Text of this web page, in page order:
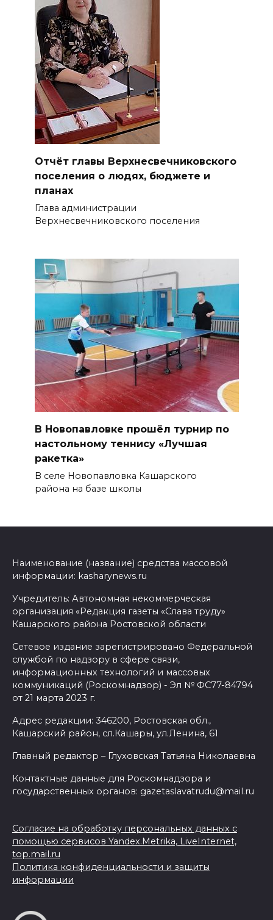
Отчёт главы Верхнесвечниковского
поселения о людях, бюджете и
планах
Глава администрации
Верхнесвечниковского поселения
В Новопавловке прошёл турнир по
настольному теннису «Лучшая
ракетка»
В селе Новопавловка Кашарского
района на базе школы
Наименование (название) средства массовой
информации: kasharynews.ru
Учредитель: Автономная некоммерческая
организация «Редакция газеты «Слава труду»
Кашарского района Ростовской области
Сетевое издание зарегистрировано Федеральной
службой по надзору в сфере связи,
информационных технологий и массовых
коммуникаций (Роскомнадзор) - Эл № ФС77-84794
от 21 марта 2023 г.
Адрес редакции: 346200, Ростовская обл.,
Кашарский район, сл.Кашары, ул.Ленина, 61
Главный редактор – Глуховская Татьяна Николаевна
Контактные данные для Роскомнадзора и
государственных органов: gazetaslavatrudu@mail.ru
Согласие на обработку персональных данных с
помощью сервисов Yandex.Metrika, LiveInternet,
top.mail.ru
Политика конфиденциальности и защиты
информации